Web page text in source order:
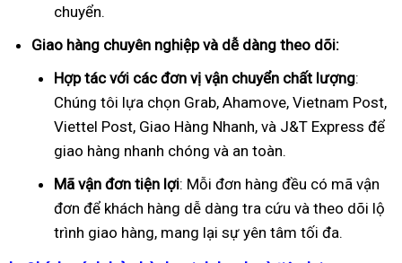
chuyển.
Giao hàng chuyên nghiệp và dễ dàng theo dõi:
Hợp tác với các đơn vị vận chuyển chất lượng:
Chúng tôi lựa chọn Grab, Ahamove, Vietnam Post,
Viettel Post, Giao Hàng Nhanh, và J&T Express để
giao hàng nhanh chóng và an toàn.
Mã vận đơn tiện lợi: Mỗi đơn hàng đều có mã vận
đơn để khách hàng dễ dàng tra cứu và theo dõi lộ
trình giao hàng, mang lại sự yên tâm tối đa.